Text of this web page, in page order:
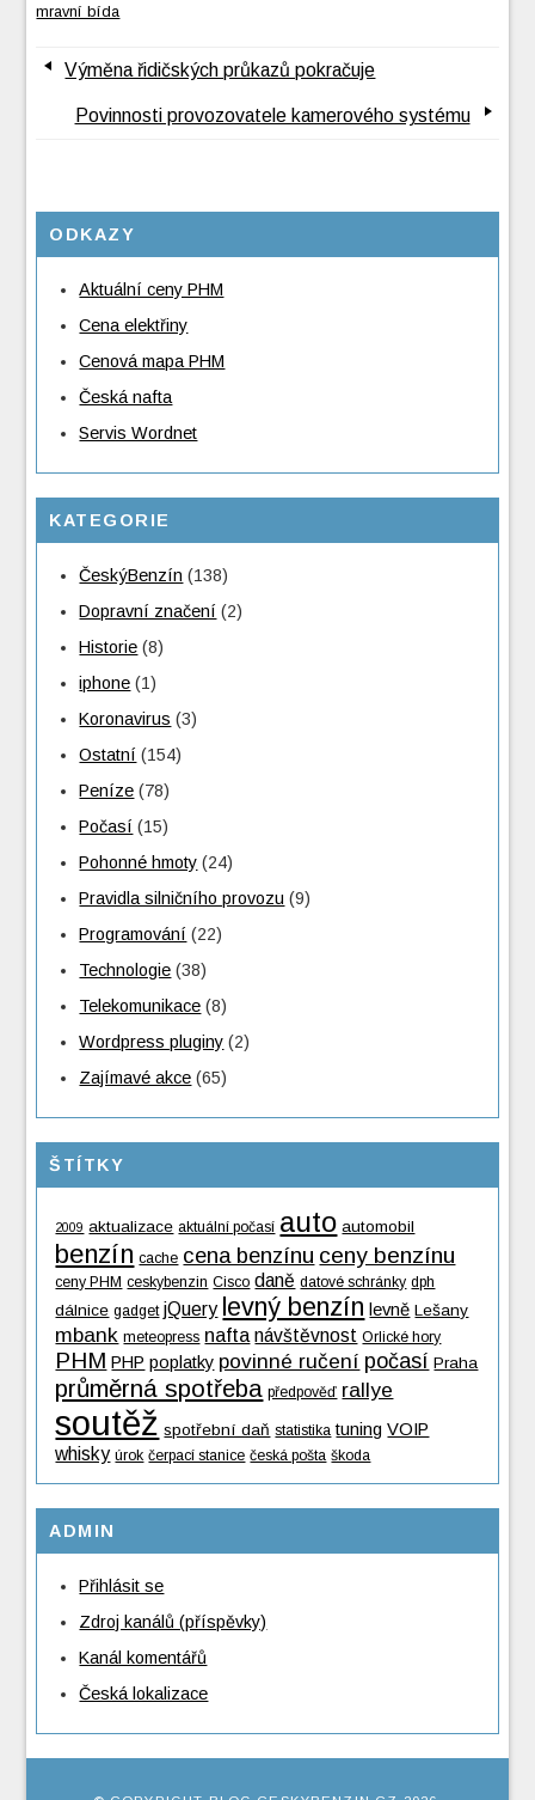
mravní bída
Výměna řidičských průkazů pokračuje
Povinnosti provozovatele kamerového systému
ODKAZY
Aktuální ceny PHM
Cena elektřiny
Cenová mapa PHM
Česká nafta
Servis Wordnet
KATEGORIE
ČeskýBenzín (138)
Dopravní značení (2)
Historie (8)
iphone (1)
Koronavirus (3)
Ostatní (154)
Peníze (78)
Počasí (15)
Pohonné hmoty (24)
Pravidla silničního provozu (9)
Programování (22)
Technologie (38)
Telekomunikace (8)
Wordpress pluginy (2)
Zajímavé akce (65)
ŠTÍTKY
2009 aktualizace aktuální počasí auto automobil
benzín cache cena benzínu ceny benzínu
ceny PHM ceskybenzin Cisco daně datové schránky dph
dálnice gadget jQuery levný benzín levně Lešany
mbank meteopress nafta návštěvnost Orlické hory
PHM PHP poplatky povinné ručení počasí Praha
průměrná spotřeba předpověď rallye
soutěž spotřební daň statistika tuning VOIP
whisky úrok čerpací stanice česká pošta škoda
ADMIN
Přihlásit se
Zdroj kanálů (příspěvky)
Kanál komentářů
Česká lokalizace